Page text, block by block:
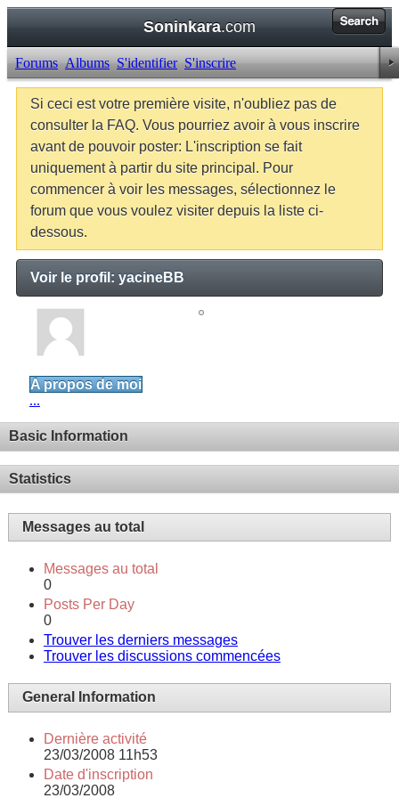
Soninkara.com
Forums Albums S'identifier S'inscrire
Si ceci est votre première visite, n'oubliez pas de
consulter la FAQ. Vous pourriez avoir à vous inscrire
avant de pouvoir poster: L'inscription se fait
uniquement à partir du site principal. Pour
commencer à voir les messages, sélectionnez le
forum que vous voulez visiter depuis la liste ci-
dessous.
Voir le profil: yacineBB
A propos de moi
...
Basic Information
Statistics
Messages au total
Messages au total
0
Posts Per Day
0
Trouver les derniers messages
Trouver les discussions commencées
General Information
Dernière activité
23/03/2008 11h53
Date d'inscription
23/03/2008